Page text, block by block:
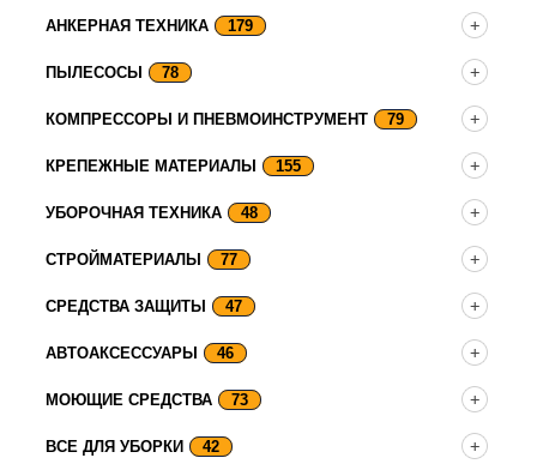
АНКЕРНАЯ ТЕХНИКА 179
ПЫЛЕСОСЫ 78
КОМПРЕССОРЫ И ПНЕВМОИНСТРУМЕНТ 79
КРЕПЕЖНЫЕ МАТЕРИАЛЫ 155
УБОРОЧНАЯ ТЕХНИКА 48
СТРОЙМАТЕРИАЛЫ 77
СРЕДСТВА ЗАЩИТЫ 47
АВТОАКСЕССУАРЫ 46
МОЮЩИЕ СРЕДСТВА 73
ВСЕ ДЛЯ УБОРКИ 42